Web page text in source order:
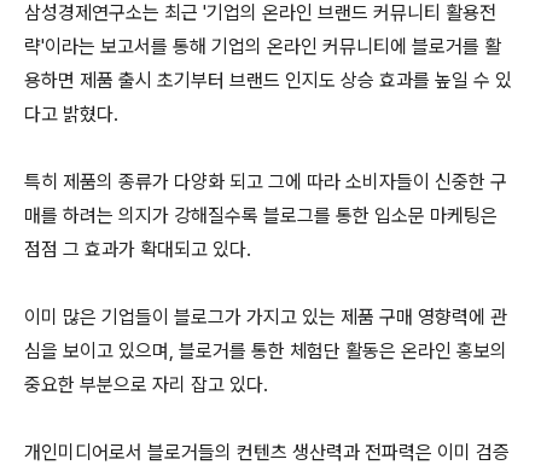
삼성경제연구소는 최근 '기업의 온라인 브랜드 커뮤니티 활용전
략'이라는 보고서를 통해 기업의 온라인 커뮤니티에 블로거를 활
용하면 제품 출시 초기부터 브랜드 인지도 상승 효과를 높일 수 있
다고 밝혔다.
특히 제품의 종류가 다양화 되고 그에 따라 소비자들이 신중한 구
매를 하려는 의지가 강해질수록 블로그를 통한 입소문 마케팅은
점점 그 효과가 확대되고 있다.
이미 많은 기업들이 블로그가 가지고 있는 제품 구매 영향력에 관
심을 보이고 있으며, 블로거를 통한 체험단 활동은 온라인 홍보의
중요한 부분으로 자리 잡고 있다.
개인미디어로서 블로거들의 컨텐츠 생산력과 전파력은 이미 검증